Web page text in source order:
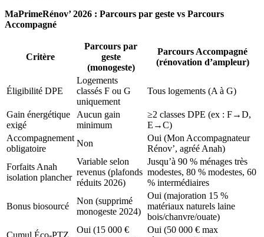
MaPrimeRénov’ 2026 : Parcours par geste vs Parcours
Accompagné
Critère
Parcours par
geste
(monogeste)
Parcours Accompagné
(rénovation d’ampleur)
Éligibilité DPE
Logements
classés F ou G
uniquement
Tous logements (A à G)
Gain énergétique
exigé
Aucun gain
minimum
≥2 classes DPE (ex : F→D,
E→C)
Accompagnement
obligatoire
Non
Oui (Mon Accompagnateur
Rénov’, agréé Anah)
Forfaits Anah
isolation plancher
Variable selon
revenus (plafonds
réduits 2026)
Jusqu’à 90 % ménages très
modestes, 80 % modestes, 60
% intermédiaires
Bonus biosourcé
Non (supprimé
monogeste 2024)
Oui (majoration 15 %
matériaux naturels laine
bois/chanvre/ouate)
Oui (15 000 €
Oui (50 000 € max